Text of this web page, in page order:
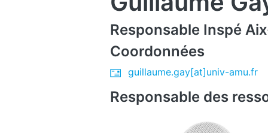
Responsable Inspé
Coordonnées
guillaume.gay[at]univ-amu.fr
Responsable des